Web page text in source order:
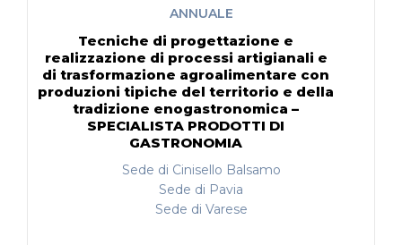
ANNUALE
Tecniche di progettazione e
realizzazione di processi artigianali e
di trasformazione agroalimentare con
produzioni tipiche del territorio e della
tradizione enogastronomica –
SPECIALISTA PRODOTTI DI
GASTRONOMIA
Sede di Cinisello Balsamo
Sede di Pavia
Sede di Varese